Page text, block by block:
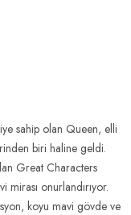
sahip olan Queen, elli
biri haline geldi.
Great Characters
onurlandırıyor.
koyu mavi gövde ve